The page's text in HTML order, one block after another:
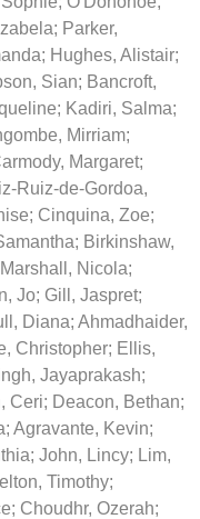
; Parker,
; Hughes, Alistair;
Sian; Bancroft,
; Kadiri, Salma;
Mirriam;
Margaret;
Ruiz-de-Gordoa,
; Cinquina, Zoe;
; Birkinshaw,
Marshall, Nicola;
Jo; Gill, Jaspret;
Diana; Ahmadhaider,
Christopher; Ellis,
Jayaprakash;
Ceri; Deacon, Bethan;
; Agravante, Kevin;
; John, Lincy; Lim,
Timothy;
; Choudhr, Ozerah;